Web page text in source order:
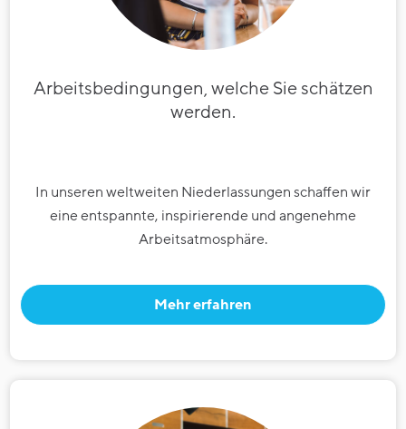
Arbeitsbedingungen, welche Sie schätzen
werden.
In unseren weltweiten Niederlassungen schaffen wir
eine entspannte, inspirierende und angenehme
Arbeitsatmosphäre.
Mehr erfahren